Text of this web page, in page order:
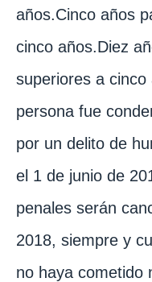
años.Cinco años
cinco años.Diez
superiores a
persona fue
por un delito de
el 1 de junio de
penales serán
2018, siempre y
no haya cometido